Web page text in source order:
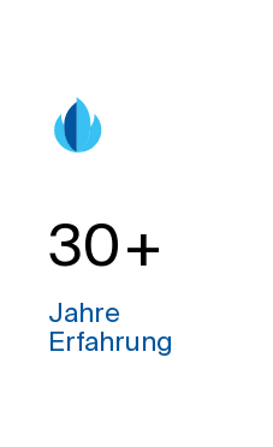
Jahre
Erfahrung
30+